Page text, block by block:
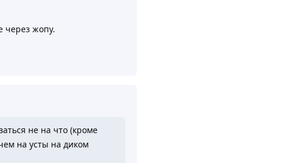
через жопу.
не на что (кроме
на усты на диком